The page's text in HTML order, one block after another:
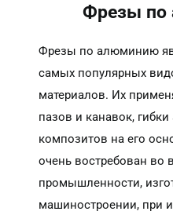
Фрезы по
Фрезы по алюминию
самых популярных
материалов. Их
пазов и канавок,
композитов на его
очень востребован во
промышленности,
машиностроении, при